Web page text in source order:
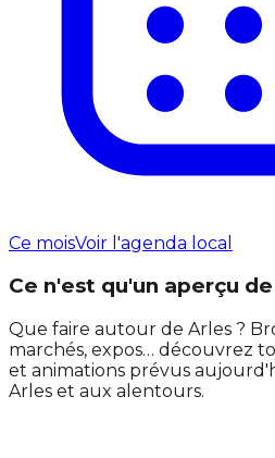
Ce moisVoir l'agenda local
Ce n'est qu'un aperçu
Que faire autour de Arles ?
marchés, expos… découvrez
et animations prévus
Arles et aux alentours.